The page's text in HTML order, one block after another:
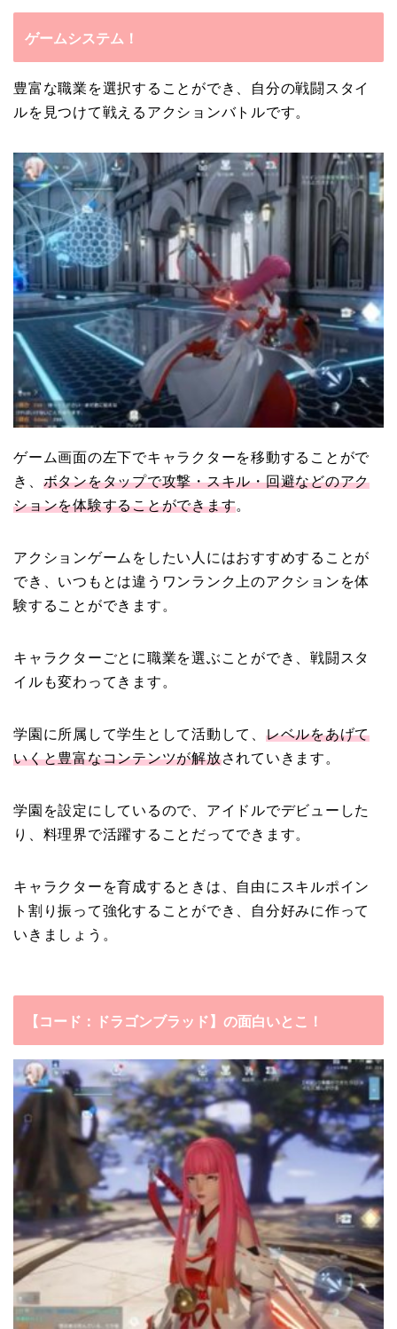
ゲームシステム！
豊富な職業を選択することができ、自分の戦闘スタイ
ルを見つけて戦えるアクションバトルです。
ゲーム画面の左下でキャラクターを移動することがで
き、 ボタンをタップで攻撃・スキル・回避などのアク
ションを体験することができます。
アクションゲームをしたい人にはおすすめすることが
でき、いつもとは違うワンランク上のアクションを体
験することができます。
キャラクターごとに職業を選ぶことができ、戦闘スタ
イルも変わってきます。
学園に所属して学生として活動して、 レベルをあげて
いくと豊富なコンテンツが解放されていきます。
学園を設定にしているので、アイドルでデビューした
り、料理界で活躍することだってできます。
キャラクターを育成するときは、自由にスキルポイン
ト割り振って強化することができ、自分好みに作って
いきましょう。
【コード：ドラゴンブラッド】の面白いとこ！